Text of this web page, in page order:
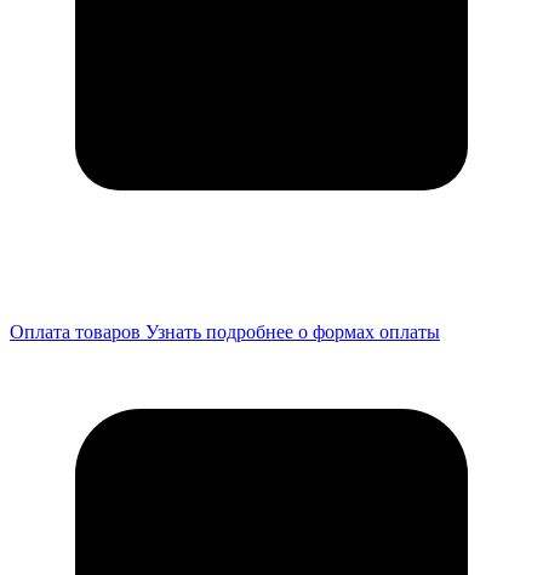
Оплата товаров Узнать подробнее о формах оплаты